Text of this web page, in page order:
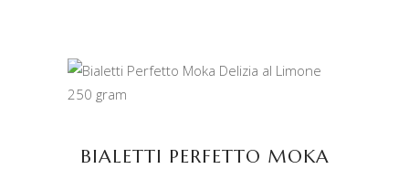
BIALETTI PERFETTO MOKA